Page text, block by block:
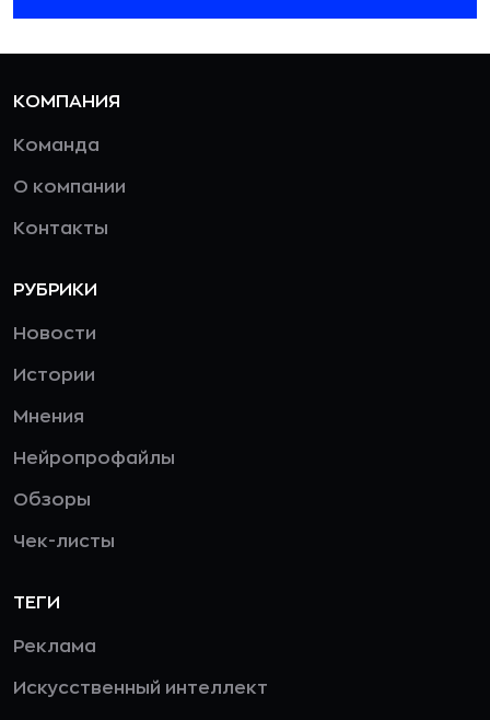
КОМПАНИЯ
Команда
О компании
Контакты
РУБРИКИ
Новости
Истории
Мнения
Нейропрофайлы
Обзоры
Чек-листы
ТЕГИ
Реклама
Искусственный интеллект